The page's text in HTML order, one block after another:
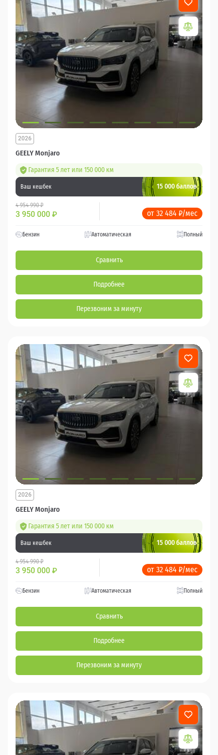
GEELY Monjaro
2026
Гарантия 5 лет или 150 000 км
Ваш кешбек 15 000 баллов
4 954 990 ₽
3 950 000 ₽ от 32 484 ₽/мес
Бензин Автоматическая Полный
Сравнить
Подробнее
Перезвоним за минуту
GEELY Monjaro
2026
Гарантия 5 лет или 150 000 км
Ваш кешбек 15 000 баллов
4 954 990 ₽
3 950 000 ₽ от 32 484 ₽/мес
Бензин Автоматическая Полный
Сравнить
Подробнее
Перезвоним за минуту